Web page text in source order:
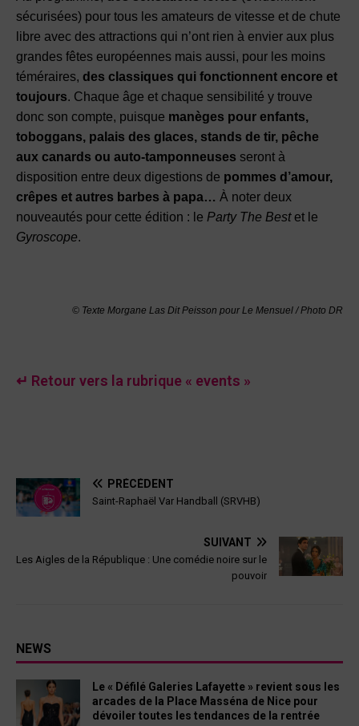
sécurisées) pour tous les amateurs de vitesse et de chute
libre avec des attractions qui n’ont rien à envier aux plus
grandes fêtes européennes mais aussi, pour les moins
téméraires, des classiques qui fonctionnent encore et
toujours. Chaque âge et chaque sensibilité y trouve
donc son compte, puisque manèges pour enfants,
toboggans, palais des glaces, stands de tir, pêche
aux canards ou auto-tamponneuses seront à
disposition entre deux digestions de pommes d’amour,
crêpes et autres barbes à papa… À noter deux
nouveautés pour cette édition : le Party The Bestet le
Gyroscope.
© Texte Morgane Las Dit Peisson pour Le Mensuel / Photo DR
↵ Retour vers la rubrique « events »
PRÉCÉDENT
Saint-Raphaël Var Handball (SRVHB)
SUIVANT
Les Aigles de la République : Une comédie noire sur le
pouvoir
NEWS
Le « Défilé Galeries Lafayette » revient sous les
arcades de la Place Masséna de Nice pour
dévoiler toutes les tendances de la rentrée